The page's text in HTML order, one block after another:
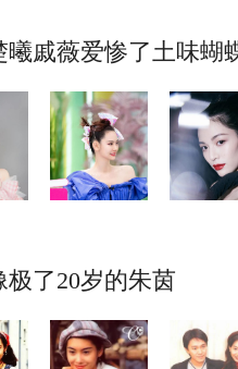
戚薇爱惨了土味蝴
了20岁的朱茵